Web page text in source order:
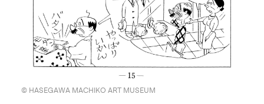
©︎ HASEGAWA MACHIKO ART MUSEUM